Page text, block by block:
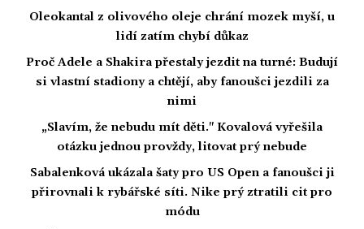
Oleokantal z olivového oleje chrání mozek myší, u
lidí zatím chybí důkaz
Proč Adele a Shakira přestaly jezdit na turné: Budují
si vlastní stadiony a chtějí, aby fanoušci jezdili za
nimi
„Slavím, že nebudu mít děti." Kovalová vyřešila
otázku jednou provždy, litovat prý nebude
Sabalenková ukázala šaty pro US Open a fanoušci ji
přirovnali k rybářské síti. Nike prý ztratili cit pro
módu